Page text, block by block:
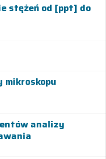
stężeń od [ppt] do
mikroskopu
analizy